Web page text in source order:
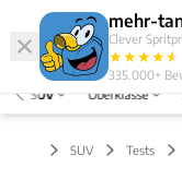
mehr-
Clever
★★★★★
★
335.000+
SUV Oberklasse
SUV Tests